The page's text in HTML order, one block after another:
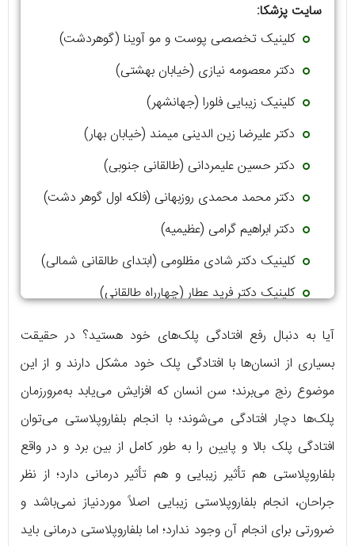
سایت پزشکا:
کلینیک تخصصی پوست و مو آوینا (گوهردشت)
دکتر معصومه نیازی (خیابان بهشتی)
کلینیک زیبایی فلورا (جهانشهر)
دکتر علیرضا زین الدینی میمند (خیابان بهار)
دکتر حسین علیمردانی (طالقانی جنوبی)
دکتر محمد محمدی روزبهانی (فلکه اول گوهر دشت)
دکتر ابراهیم گرامی (عظیمیه)
کلینیک دکتر شادی مظلومی (ابتدای طالقانی شمالی)
کلینیک دکتر فرید عطار (چهارراه طالقانی)
آیا به دنبال رفع افتادگی پلک‌های خود هستید؟ در حقیقت
بسیاری از انسان‌ها با افتادگی پلک خود مشکل دارند و از این
موضوع رنج می‌برند؛ سن انسان که افزایش می‌یابد به‌مرورزمان
پلک‌ها دچار افتادگی می‌شوند؛ با انجام بلفاروپلاستی می‌توان
افتادگی پلک بالا و پایین را به طور کامل از بین برد و در واقع
بلفاروپلاستی هم تأثیر زیبایی و هم تأثیر درمانی دارد؛ از نظر
جراحان، انجام بلفاروپلاستی زیبایی اصلاً موردنیاز نمی‌باشد و
ضرورتی برای انجام آن وجود ندارد؛ اما بلفاروپلاستی درمانی باید